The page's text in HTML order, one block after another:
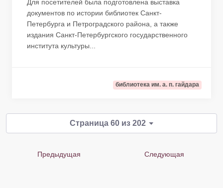
Для посетителей была подготовлена выставка
документов по истории библиотек Санкт-
Петербурга и Петроградского района, а также
издания Санкт-Петербургского государственного
института культуры...
библиотека им. а. п. гайдара
Страница 60 из 202
Предыдущая Следующая